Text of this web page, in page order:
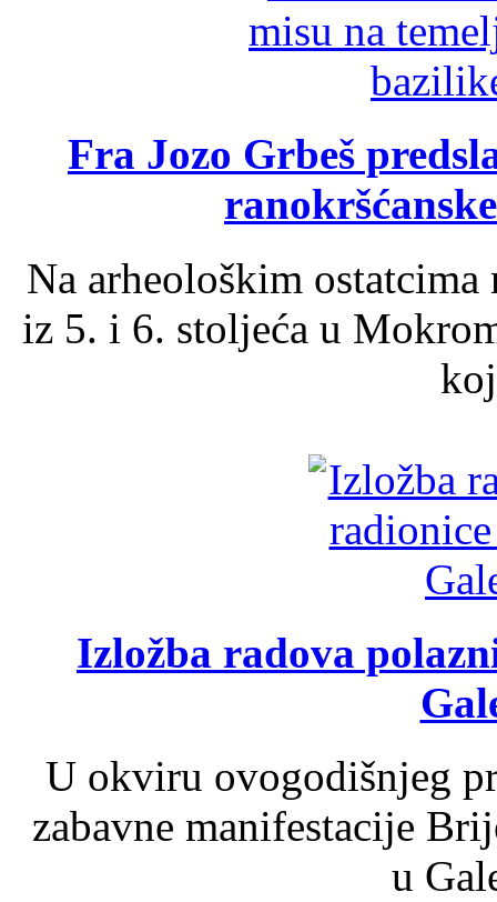
Fra Jozo Grbeš
Na arheološkim
iz 5. i 6. stoljeća u
Izložba radova
U okviru ovogodišnjeg
zabavne manifestacije
u